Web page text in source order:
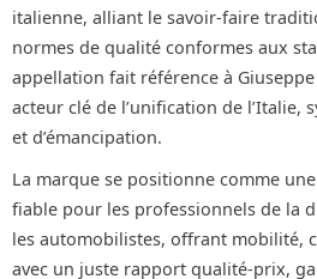
italienne, alliant le savoir-faire
normes de qualité conformes aux
appellation fait référence à Giuseppe
acteur clé de l’unification de l’Italie,
et d’émancipation.
La marque se positionne comme
fiable pour les professionnels de la
les automobilistes, offrant mobilité,
avec un juste rapport qualité-prix,